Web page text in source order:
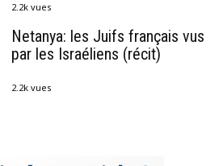
2.2k vues
Netanya: les Juifs français vus
par les Israéliens (récit)
2.2k vues